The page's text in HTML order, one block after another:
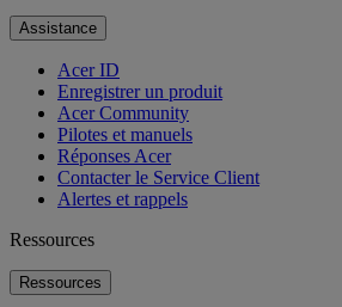
Assistance
Acer ID
Enregistrer un produit
Acer Community
Pilotes et manuels
Réponses Acer
Contacter le Service Client
Alertes et rappels
Ressources
Ressources